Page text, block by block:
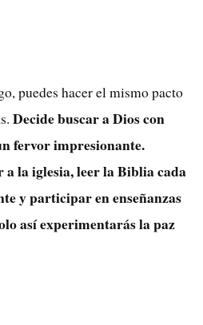
puedes hacer el mismo pacto
Decide buscar a Dios con
fervor impresionante.
la iglesia, leer la Biblia cada
y participar en enseñanzas
así experimentarás la paz